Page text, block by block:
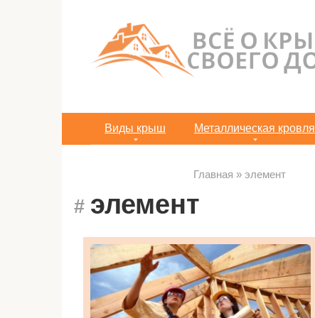
Виды крыш Металлическая кровля
Главная » элемент
элемент